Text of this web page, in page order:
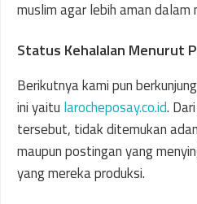
muslim agar lebih aman dalam
Status Kehalalan Menurut
Berikutnya kami pun
ini yaitu larocheposay.co.id.
tersebut, tidak ditemukan
maupun postingan yang
yang mereka produksi.